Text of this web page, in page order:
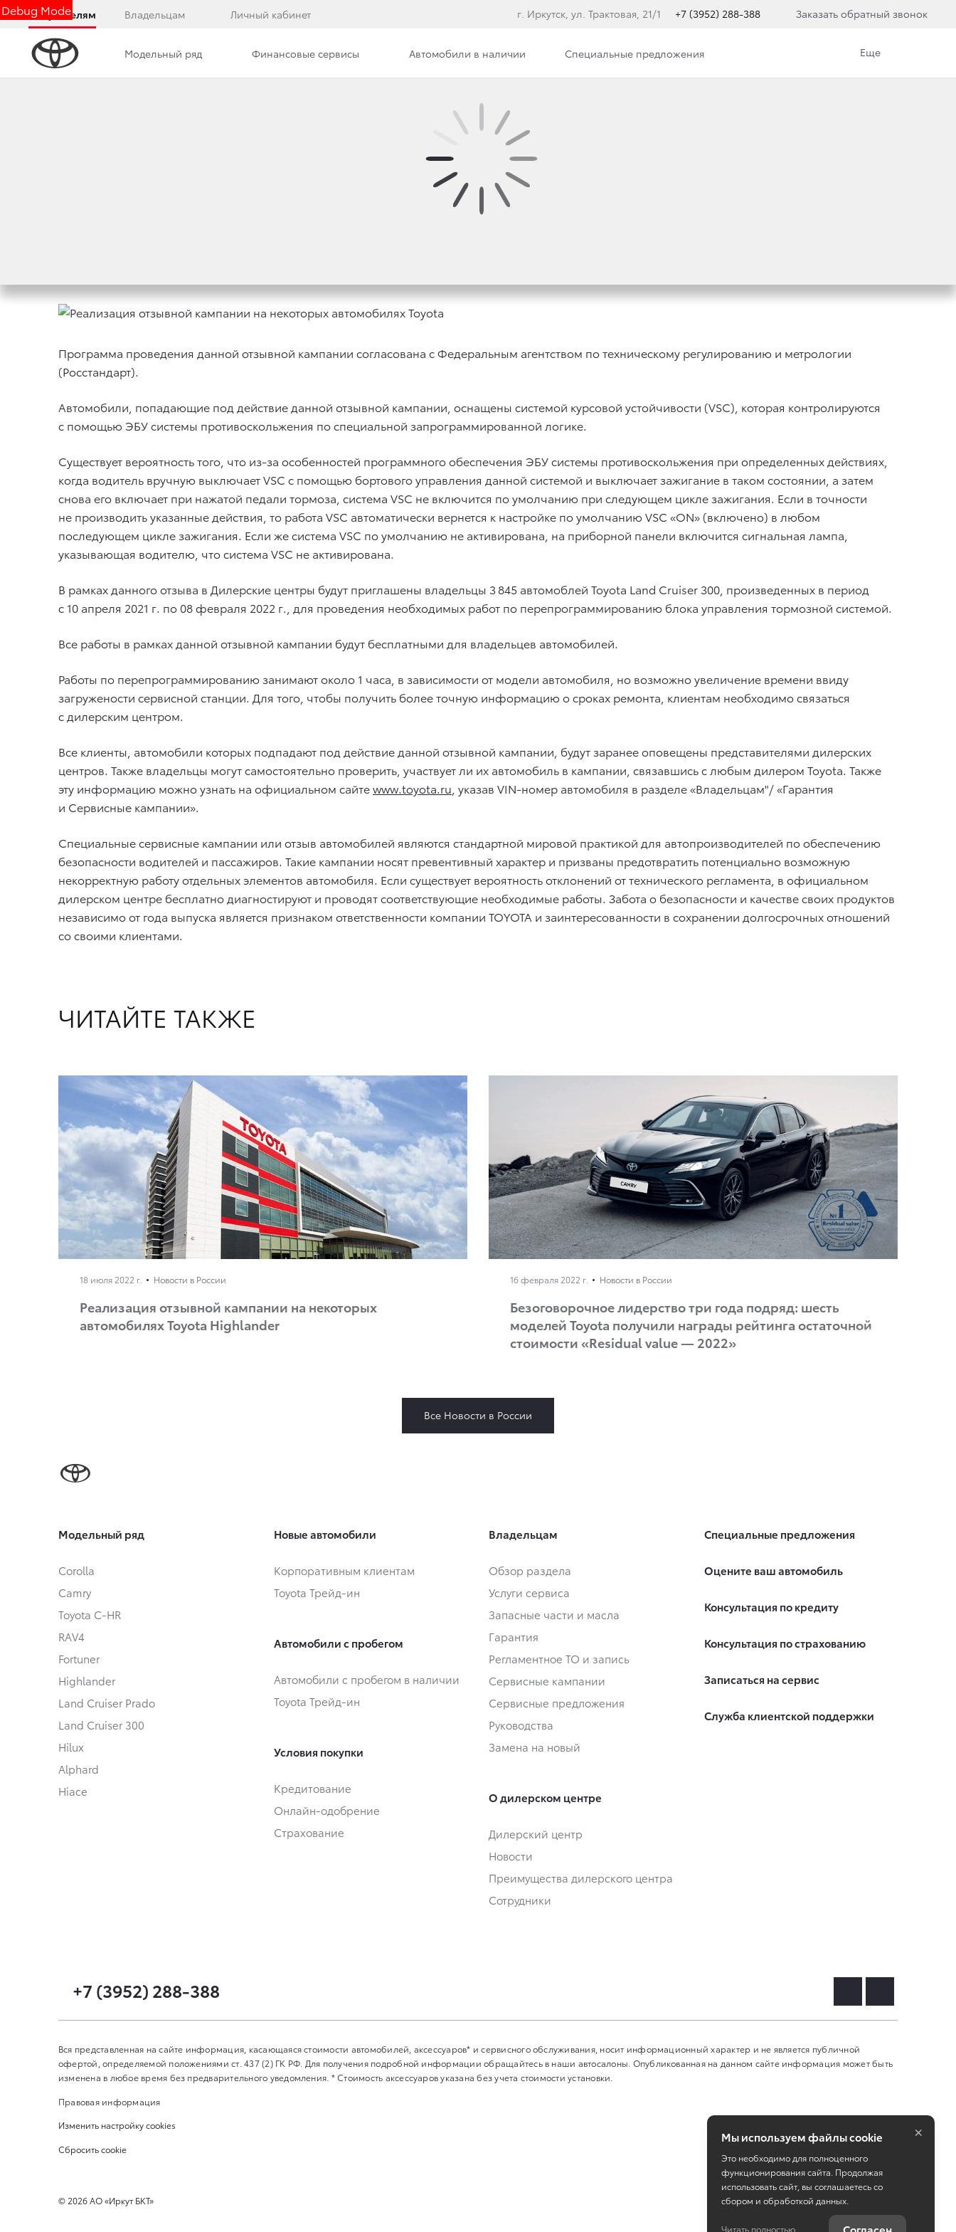
Debug Mode
Покупателям Владельцам Личный кабинет г. Иркутск, ул. Трактовая, 21/1 +7 (3952) 288-388 Заказать обратный звонок
Модельный ряд Финансовые сервисы Автомобили в наличии Специальные предложения Еще
РЕАЛИЗАЦИЯ ОТЗЫВНОЙ КАМПАНИИ НА НЕКОТОРЫХ
Программа проведения данной отзывной кампании согласована с Федеральным агентством по техническому регулированию и метрологии
(Росстандарт).
Автомобили, попадающие под действие данной отзывной кампании, оснащены системой курсовой устойчивости (VSC), которая контролируются
с помощью ЭБУ системы противоскольжения по специальной запрограммированной логике.
Существует вероятность того, что из-за особенностей программного обеспечения ЭБУ системы противоскольжения при определенных действиях,
когда водитель вручную выключает VSC с помощью бортового управления данной системой и выключает зажигание в таком состоянии, а затем
снова его включает при нажатой педали тормоза, система VSC не включится по умолчанию при следующем цикле зажигания. Если в точности
не производить указанные действия, то работа VSC автоматически вернется к настройке по умолчанию VSC «ON» (включено) в любом
последующем цикле зажигания. Если же система VSC по умолчанию не активирована, на приборной панели включится сигнальная лампа,
указывающая водителю, что система VSC не активирована.
В рамках данного отзыва в Дилерские центры будут приглашены владельцы 3 845 автомоблей Toyota Land Cruiser 300, произведенных в период
с 10 апреля 2021 г. по 08 февраля 2022 г., для проведения необходимых работ по перепрограммированию блока управления тормозной системой.
Все работы в рамках данной отзывной кампании будут бесплатными для владельцев автомобилей.
Работы по перепрограммированию занимают около 1 часа, в зависимости от модели автомобиля, но возможно увеличение времени ввиду
загружености сервисной станции. Для того, чтобы получить более точную информацию о сроках ремонта, клиентам необходимо связаться
с дилерским центром.
Все клиенты, автомобили которых подпадают под действие данной отзывной кампании, будут заранее оповещены представителями дилерских
центров. Также владельцы могут самостоятельно проверить, участвует ли их автомобиль в кампании, связавшись с любым дилером Toyota. Также
эту информацию можно узнать на официальном сайтеwww.toyota.ru , указав VIN-номер автомобиля в разделе «Владельцам"/ «Гарантия
и Сервисные кампании».
Специальные сервисные кампании или отзыв автомобилей являются стандартной мировой практикой для автопроизводителей по обеспечению
безопасности водителей и пассажиров. Такие кампании носят превентивный характер и призваны предотвратить потенциально возможную
некорректную работу отдельных элементов автомобиля. Если существует вероятность отклонений от технического регламента, в официальном
дилерском центре бесплатно диагностируют и проводят соответствующие необходимые работы. Забота о безопасности и качестве своих продуктов
независимо от года выпуска является признаком ответственности компании TOYOTA и заинтересованности в сохранении долгосрочных отношений
со своими клиентами.
ЧИТАЙТЕ ТАКЖЕ
18 июля 2022 г. Новости в России
Реализация отзывной кампании на некоторых
автомобилях Toyota Highlander
16 февраля 2022 г. Новости в России
Безоговорочное лидерство три года подряд: шесть
моделей Toyota получили награды рейтинга остаточной
стоимости «Residual value — 2022»
Все Новости в России
Модельный ряд
Corolla
Camry
Toyota C-HR
RAV4
Fortuner
Highlander
Land Cruiser Prado
Land Cruiser 300
Hilux
Alphard
Hiace
Новые автомобили
Корпоративным клиентам
Toyota Трейд-ин
Автомобили с пробегом
Автомобили с пробегом в наличии
Toyota Трейд-ин
Условия покупки
Кредитование
Онлайн-одобрение
Страхование
Владельцам
Обзор раздела
Услуги сервиса
Запасные части и масла
Гарантия
Регламентное ТО и запись
Сервисные кампании
Сервисные предложения
Руководства
Замена на новый
О дилерском центре
Дилерский центр
Новости
Преимущества дилерского центра
Сотрудники
Специальные предложения
Оцените ваш автомобиль
Консультация по кредиту
Консультация по страхованию
Записаться на сервис
Служба клиентской поддержки
+7 (3952) 288-388
Вся представленная на сайте информация, касающаяся стоимости автомобилей, аксессуаров* и сервисного обслуживания, носит информационный характер и не является публичной
офертой, определяемой положениями ст. 437 (2) ГК РФ. Для получения подробной информации обращайтесь в наши автосалоны. Опубликованная на данном сайте информация может быть
изменена в любое время без предварительного уведомления. * Стоимость аксессуаров указана без учета стоимости установки.
Правовая информация
Изменить настройку cookies
Сбросить cookie
© 2026АО «Иркут БКТ» Работает на технологиях
Мы используем файлы cookie
Это необходимо для полноценного
функционирования сайта. Продолжая
использовать сайт, вы соглашаетесь со
сбором и обработкой данных.
Читать полностью
×